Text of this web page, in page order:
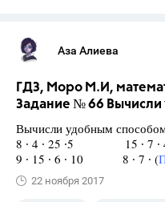
Аза Алиева
ГДЗ, Моро М.И,
Задание № 66
Вычисли удобным
8 ∙ 4 ∙ 25 ∙5 15 ∙ 7 ∙
9 ∙ 15 ∙ 6 ∙ 10 8 ∙ 7 ∙ (
22 ноября 2017